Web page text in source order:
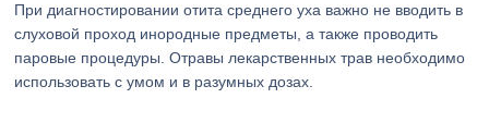
При диагностировании отита среднего уха важно не вводить в
слуховой проход инородные предметы, а также проводить
паровые процедуры. Отравы лекарственных трав необходимо
использовать с умом и в разумных дозах.